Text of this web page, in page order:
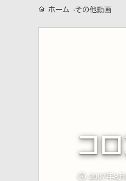
ホーム その他動画
コ
2007年8